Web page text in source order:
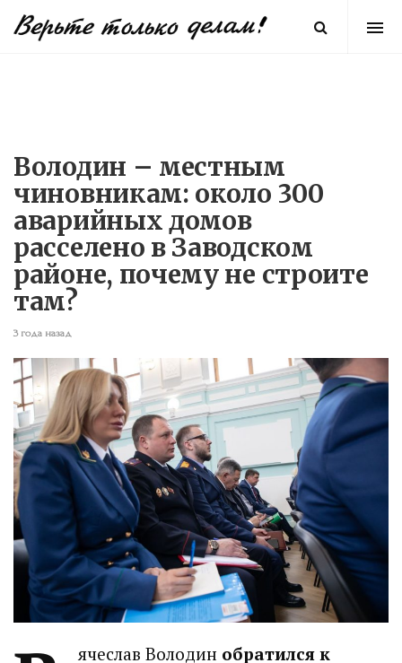
Володин – местным
чиновникам: около 300
аварийных домов
расселено в Заводском
районе, почему не строите
там?
3 года назад
ячеслав Володин обратился к